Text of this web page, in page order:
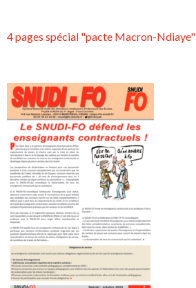
4 pages spécial "pacte Macron-Ndiaye"